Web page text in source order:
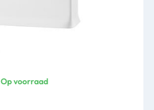
Op voorraad